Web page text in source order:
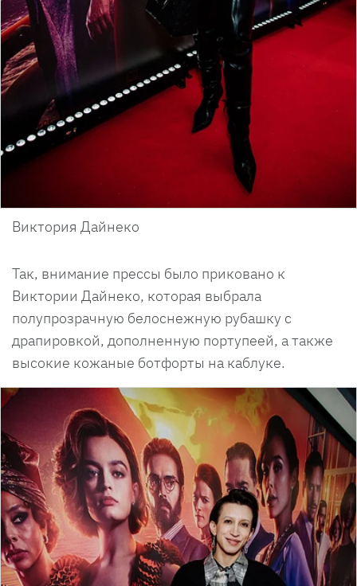
Виктория Дайнеко
Так, внимание прессы было приковано к
Виктории Дайнеко, которая выбрала
полупрозрачную белоснежную рубашку с
драпировкой, дополненную портупеей, а также
высокие кожаные ботфорты на каблуке.